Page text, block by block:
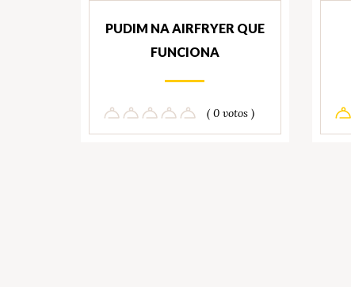
PUDIM NA AIRFRYER QUE
FUNCIONA
( 0 votos )